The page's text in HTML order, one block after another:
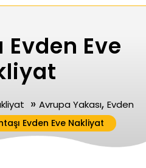
Evden Eve
» Avrupa Yakası, Evden
Evden Eve Nakliyat